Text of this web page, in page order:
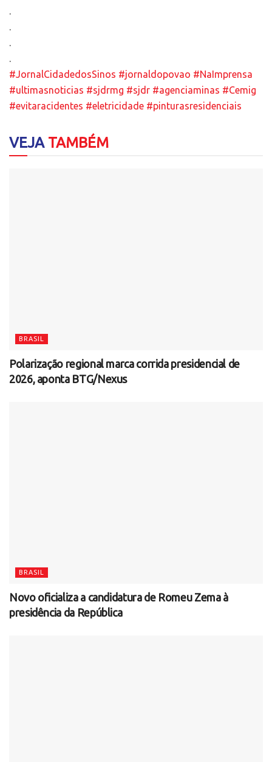
.
.
.
.
#JornalCidadedosSinos #jornaldopovao #NaImprensa
#ultimasnoticias #sjdrmg #sjdr #agenciaminas #Cemig
#evitaracidentes #eletricidade #pinturasresidenciais
VEJATAMBÉM
BRASIL
Polarização regional marca corrida presidencial de
2026, aponta BTG/Nexus
BRASIL
Novo oficializa a candidatura de Romeu Zema à
presidência da República